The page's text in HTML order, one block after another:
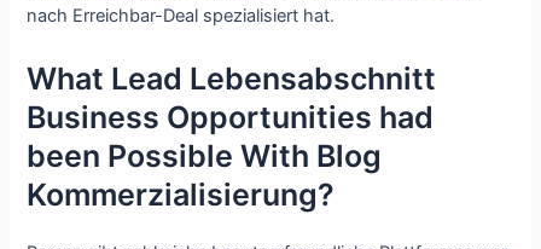
nach Erreichbar-Deal spezialisiert hat.
What Lead Lebensabschnitt
Business Opportunities had
been Possible With Blog
Kommerzialisierung?